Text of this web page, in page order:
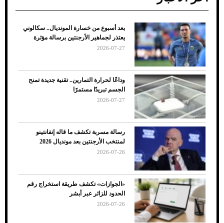
ضعف تبريد مكيف السيارة عند الوقوف.. أشهر
الأسباب والحلول
7 نصائح لاختيار لون البنطلون المناسب للقميص
الأسود
بعد أسبوع من خسارة المونديال.. سكالوني
يعتذر لجماهير الأرجنتين برسالة مؤثرة
2026-07-27
وداعًا لحرارة التمارين.. تقنية جديدة تمنح
الجسم تبريدًا مستمرًا
2026-07-27
رسالة مسربة تكشف ما قاله إنفانتينو
لمنتخب الأرجنتين بعد مونديال 2026
2026-07-26
«الجوازات» تكشف طريقة استخراج رقم
الحدود للزائر عبر أبشر
2026-07-26